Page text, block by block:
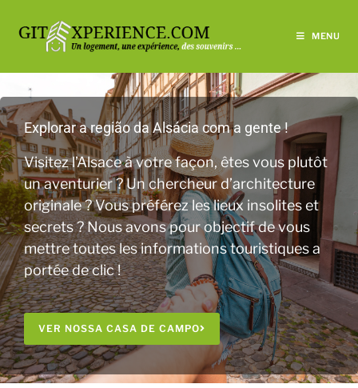
MENU
Explorar a região da Alsácia com a gente !
Visitez l’Alsace à votre façon, êtes vous plutôt
un aventurier ? Un chercheur d’architecture
originale ? Vous préférez les lieux insolites et
secrets ? Nous avons pour objectif de vous
mettre toutes les informations touristiques a
portée de clic !
VER NOSSA CASA DE CAMPO